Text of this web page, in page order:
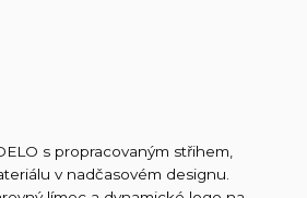
s propracovaným střihem,
v nadčasovém designu.